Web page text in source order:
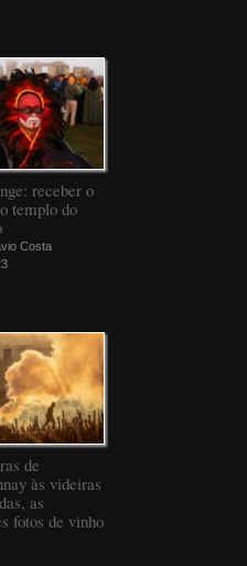
receber o
templo do
Costa
de
às videiras
as
fotos de vinho